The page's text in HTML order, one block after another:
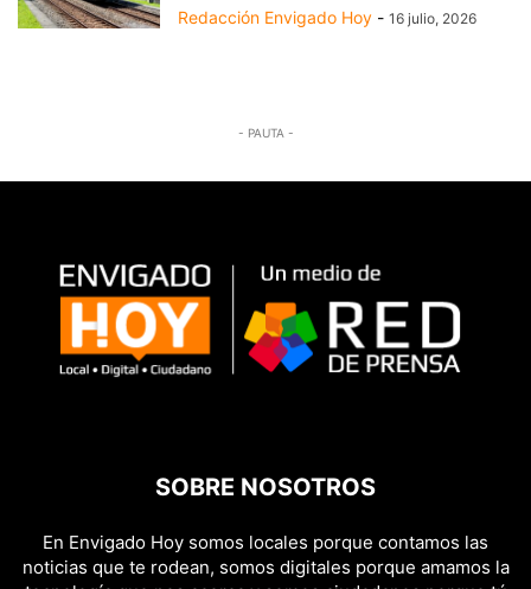
Redacción Envigado Hoy - 16 julio, 2026
- PAUTA -
SOBRE NOSOTROS
En Envigado Hoy somos locales porque contamos las
noticias que te rodean, somos digitales porque amamos la